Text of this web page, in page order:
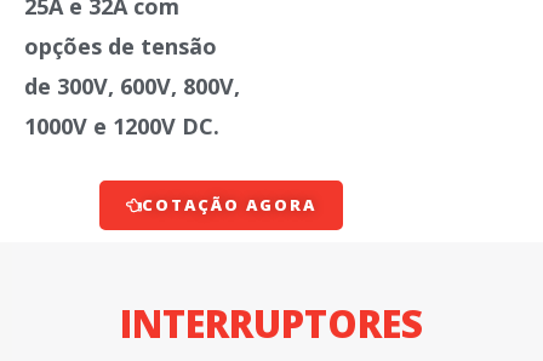
opções de tensão
de 300V, 600V, 800V,
1000V e 1200V DC.
COTAÇÃO AGORA
INTERRUPTORES